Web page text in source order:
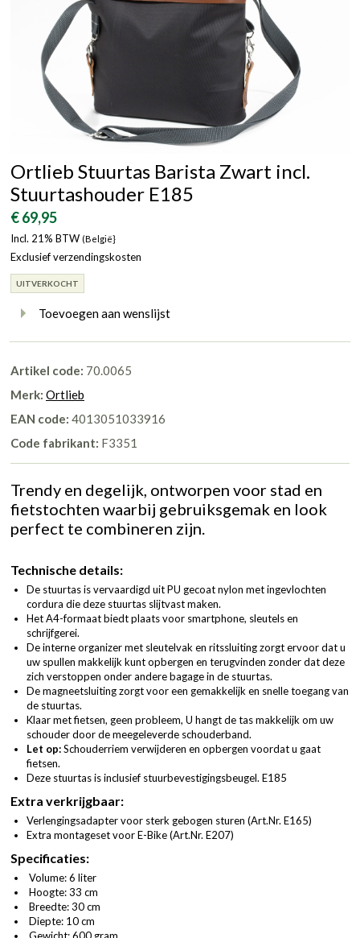
Ortlieb Stuurtas Barista Zwart incl.
Stuurtashouder E185
€ 69,95
Incl. 21% BTW (België}
Exclusief verzendingskosten
UITVERKOCHT
Toevoegen aan wenslijst
Artikel code: 70.0065
Merk: Ortlieb
EAN code: 4013051033916
Code fabrikant: F3351
Trendy en degelijk, ontworpen voor stad en
fietstochten waarbij gebruiksgemak en look
perfect te combineren zijn.
Technische details:
De stuurtas is vervaardigd uit PU gecoat nylon met ingevlochten
cordura die deze stuurtas slijtvast maken.
Het A4-formaat biedt plaats voor smartphone, sleutels en
schrijfgerei.
De interne organizer met sleutelvak en ritssluiting zorgt ervoor dat u
uw spullen makkelijk kunt opbergen en terugvinden zonder dat deze
zich verstoppen onder andere bagage in de stuurtas.
De magneetsluiting zorgt voor een gemakkelijk en snelle toegang van
de stuurtas.
Klaar met fietsen, geen probleem, U hangt de tas makkelijk om uw
schouder door de meegeleverde schouderband.
Let op:Schouderriem verwijderen en opbergen voordat u gaat
fietsen.
Deze stuurtas is inclusief stuurbevestigingsbeugel. E185
Extra verkrijgbaar:
Verlengingsadapter voor sterk gebogen sturen (Art.Nr. E165)
Extra montageset voor E-Bike (Art.Nr. E207)
Specificaties:
Volume: 6 liter
Hoogte: 33 cm
Breedte: 30 cm
Diepte: 10 cm